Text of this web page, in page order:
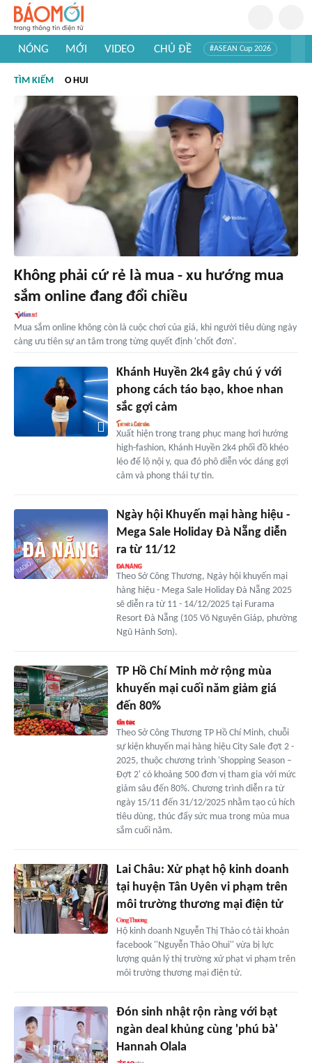
NÓNG MỚI VIDEO CHỦ ĐỀ #ASEAN Cup 2026
#Khám phá thế giới
TÌM KIẾM O HUI
Không phải cứ rẻ là mua - xu hướng mua
sắm online đang đổi chiều
Mua sắm online không còn là cuộc chơi của giá, khi người tiêu dùng ngày
càng ưu tiên sự an tâm trong từng quyết định 'chốt đơn'.
Khánh Huyền 2k4 gây chú ý với
phong cách táo bạo, khoe nhan
sắc gợi cảm
Xuất hiện trong trang phục mang hơi hướng
high-fashion, Khánh Huyền 2k4 phối đồ khéo
léo để lộ nội y, qua đó phô diễn vóc dáng gợi
cảm và phong thái tự tin.
Ngày hội Khuyến mại hàng hiệu -
Mega Sale Holiday Đà Nẵng diễn
ra từ 11/12
Theo Sở Công Thương, Ngày hội khuyến mại
hàng hiệu - Mega Sale Holiday Đà Nẵng 2025
sẽ diễn ra từ 11 - 14/12/2025 tại Furama
Resort Đà Nẵng (105 Võ Nguyên Giáp, phường
Ngũ Hành Sơn).
TP Hồ Chí Minh mở rộng mùa
khuyến mại cuối năm giảm giá
đến 80%
Theo Sở Công Thương TP Hồ Chí Minh, chuỗi
sự kiện khuyến mại hàng hiệu City Sale đợt 2 -
2025, thuộc chương trình 'Shopping Season –
Đợt 2' có khoảng 500 đơn vị tham gia với mức
giảm sâu đến 80%. Chương trình diễn ra từ
ngày 15/11 đến 31/12/2025 nhằm tạo cú hích
tiêu dùng, thúc đẩy sức mua trong mùa mua
sắm cuối năm.
Lai Châu: Xử phạt hộ kinh doanh
tại huyện Tân Uyên vi phạm trên
môi trường thương mại điện tử
Hộ kinh doanh Nguyễn Thị Thảo có tài khoản
facebook ''Nguyễn Thảo Ohui'' vừa bị lực
lượng quản lý thị trường xử phạt vi phạm trên
môi trường thương mại điện tử.
Đón sinh nhật rộn ràng với bạt
ngàn deal khủng cùng 'phú bà'
Hannah Olala